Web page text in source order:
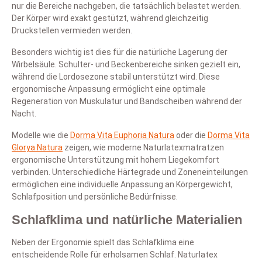
nur die Bereiche nachgeben, die tatsächlich belastet werden.
Der Körper wird exakt gestützt, während gleichzeitig
Druckstellen vermieden werden.
Besonders wichtig ist dies für die natürliche Lagerung der
Wirbelsäule. Schulter- und Beckenbereiche sinken gezielt ein,
während die Lordosezone stabil unterstützt wird. Diese
ergonomische Anpassung ermöglicht eine optimale
Regeneration von Muskulatur und Bandscheiben während der
Nacht.
Modelle wie die Dorma Vita Euphoria Natura oder die Dorma Vita
Glorya Natura zeigen, wie moderne Naturlatexmatratzen
ergonomische Unterstützung mit hohem Liegekomfort
verbinden. Unterschiedliche Härtegrade und Zoneneinteilungen
ermöglichen eine individuelle Anpassung an Körpergewicht,
Schlafposition und persönliche Bedürfnisse.
Schlafklima und natürliche Materialien
Neben der Ergonomie spielt das Schlafklima eine
entscheidende Rolle für erholsamen Schlaf. Naturlatex